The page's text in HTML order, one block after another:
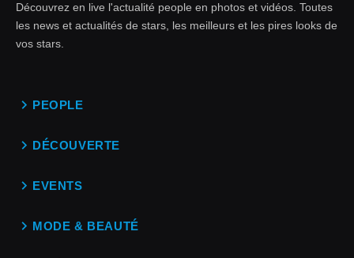
Découvrez en live l'actualité people en photos et vidéos. Toutes
les news et actualités de stars, les meilleurs et les pires looks de
vos stars.
PEOPLE
DÉCOUVERTE
EVENTS
MODE & BEAUTÉ